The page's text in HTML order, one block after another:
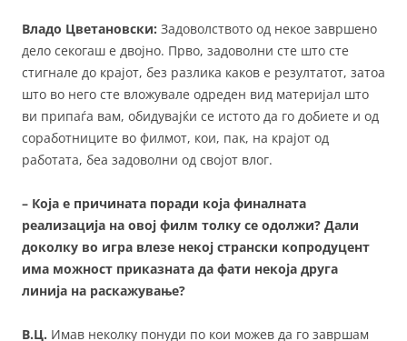
Владо Цветановски: Задоволството од некое завршено
дело секогаш е двојно. Прво, задоволни сте што сте
стигнале до крајот, без разлика каков е резултатот, затоа
што во него сте вложувале одреден вид материјал што
ви припаѓа вам, обидувајќи се истото да го добиете и од
соработниците во филмот, кои, пак, на крајот од
работата, беа задоволни од својот влог.
– Која е причината поради која финалната
реализација на овој филм толку се одолжи? Дали
доколку во игра влезе некој странски копродуцент
има можност приказната да фати некоја друга
линија на раскажување?
В.Ц. Имав неколку понуди по кои можев да го завршам